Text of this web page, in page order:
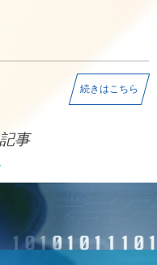
続きはこちら
事